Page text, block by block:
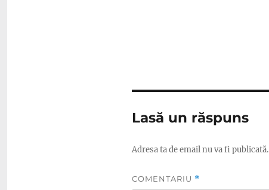
Lasă un răspuns
Adresa ta de email nu va fi publicată.
COMENTARIU *